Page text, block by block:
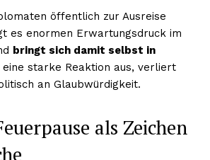
öffentlich zur Ausreise
es enormen Erwartungsdruck im
bringt sich damit selbst in
eine starke Reaktion aus, verliert
an Glaubwürdigkeit.
als Zeichen